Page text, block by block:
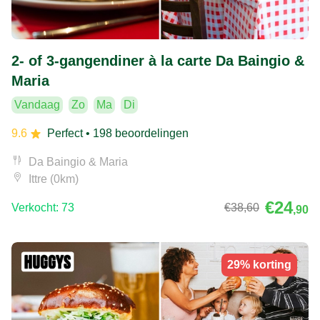
2- of 3-gangendiner à la carte Da Baingio &
Maria
Vandaag Zo Ma Di
9.6 Perfect• 198 beoordelingen
Da Baingio & Maria
Ittre (0km)
Verkocht: 73 €38,60 €24,90
29% korting